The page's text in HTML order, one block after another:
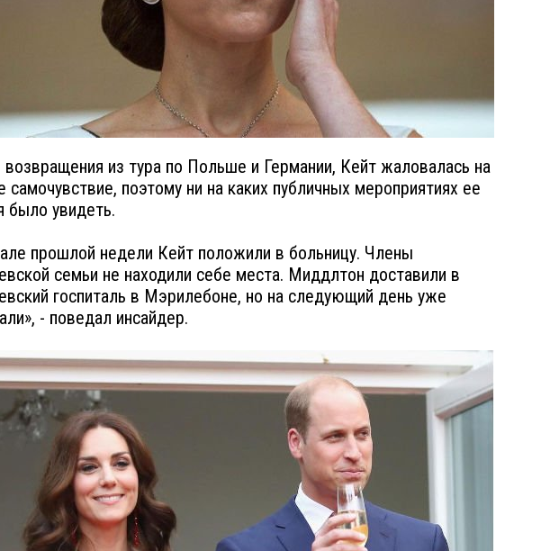
из тура по Польше и Германии, Кейт жаловалась на
самочувствие, поэтому ни на каких публичных мероприятиях ее
было увидеть.
прошлой недели Кейт положили в больницу. Члены
семьи не находили себе места. Миддлтон доставили в
госпиталь в Мэрилебоне, но на следующий день уже
- поведал инсайдер.